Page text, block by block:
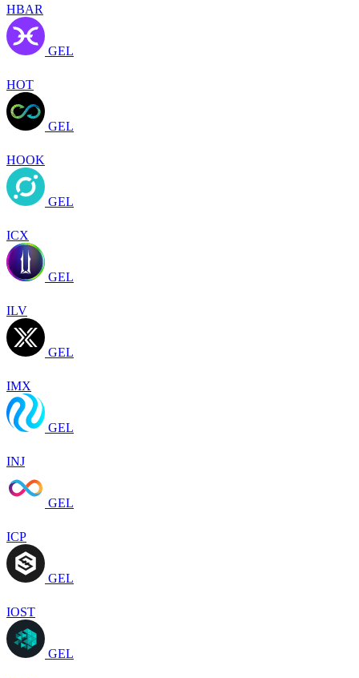
HBAR
GEL
HOT
GEL
HOOK
GEL
ICX
GEL
ILV
GEL
IMX
GEL
INJ
GEL
ICP
GEL
IOST
GEL